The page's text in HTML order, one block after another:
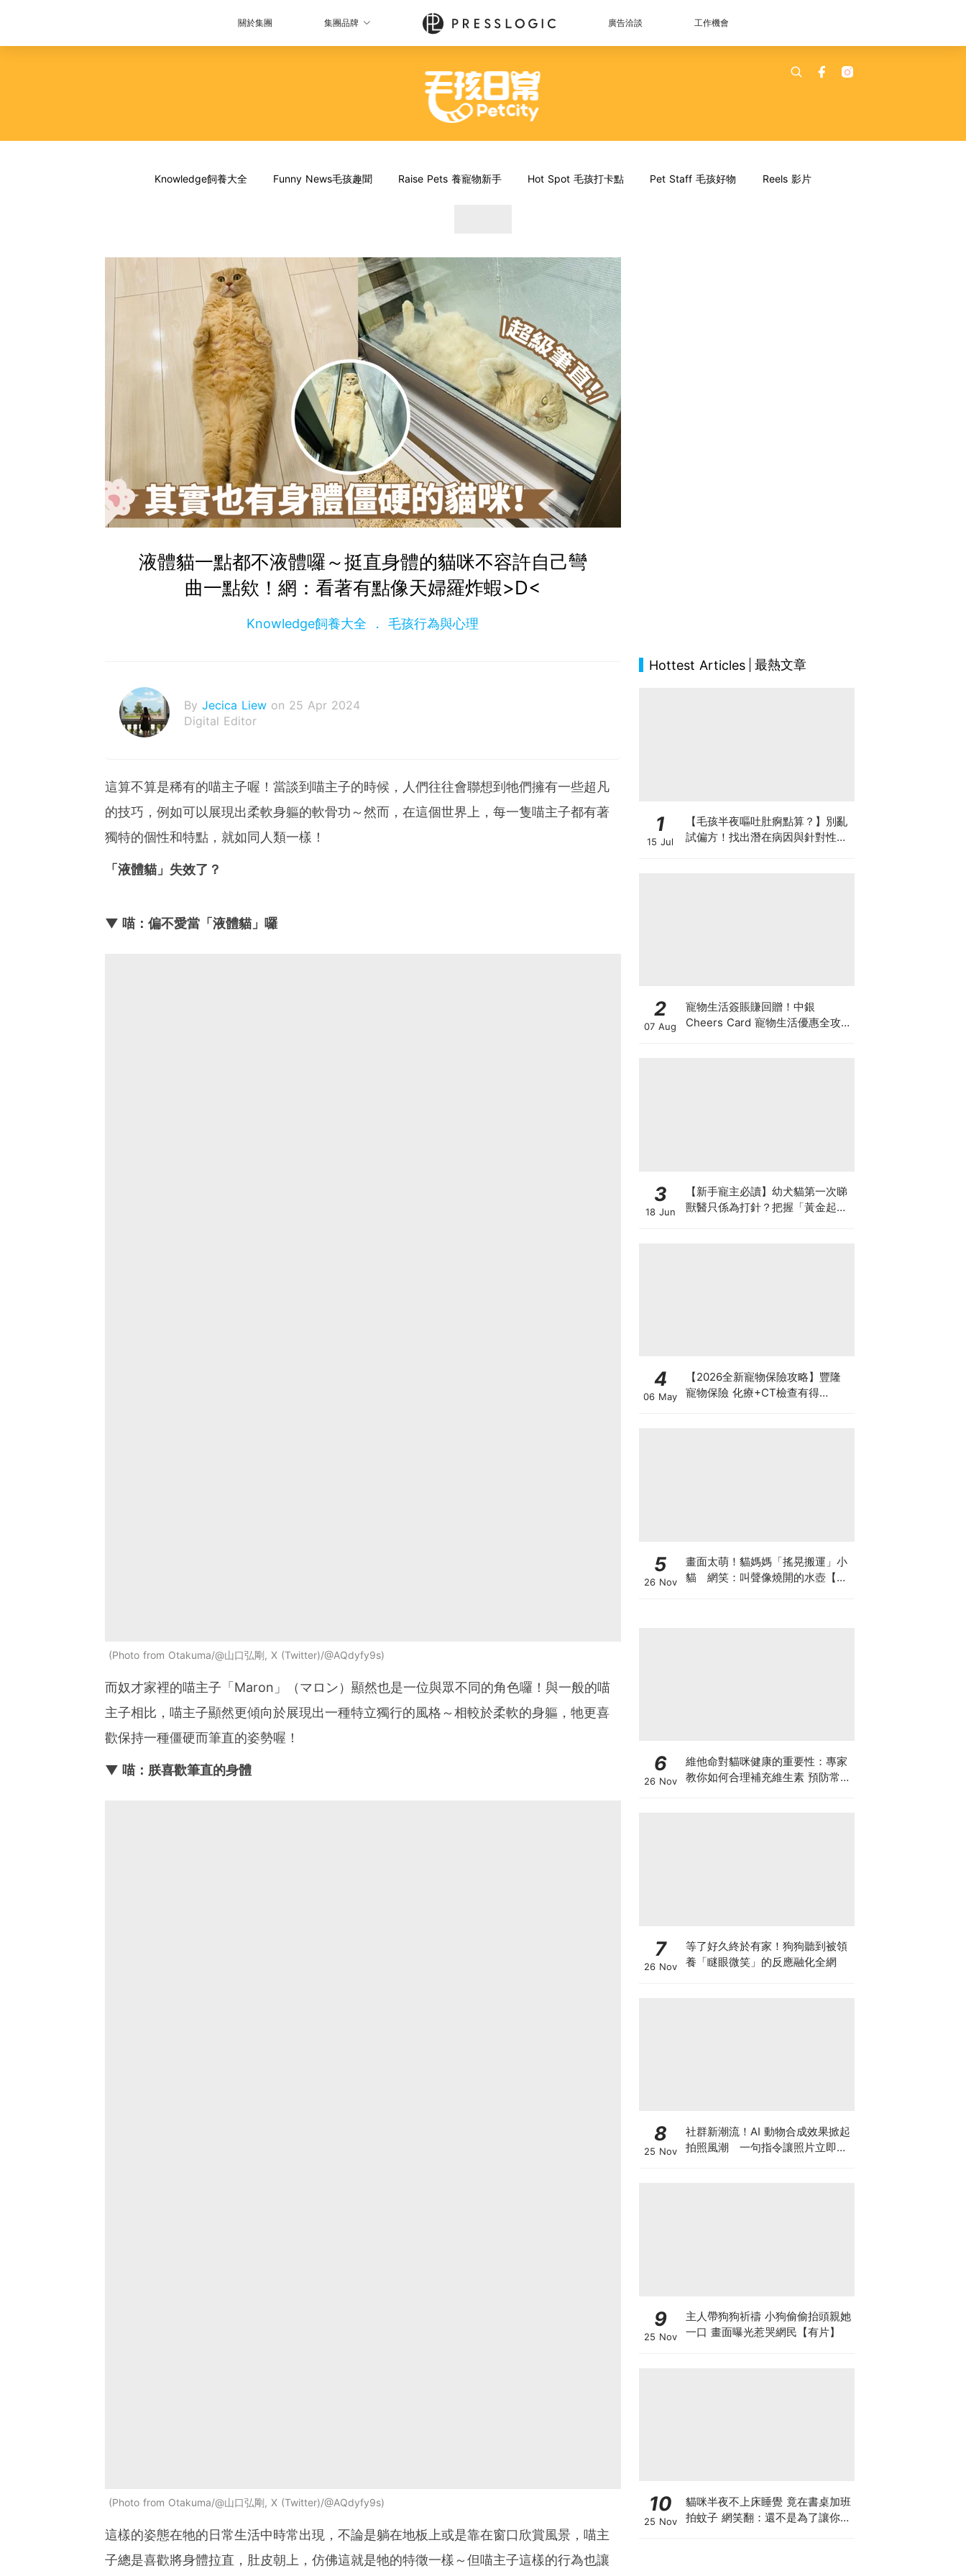
關於集團 集團品牌 廣告洽談 工作機會
Knowledge飼養大全 Funny News毛孩趣聞 Raise Pets 養寵物新手 Hot Spot 毛孩打卡點 Pet Staff 毛孩好物 Reels 影片
液體貓一點都不液體囉～挺直身體的貓咪不容許自己彎
曲一點欸！網：看著有點像天婦羅炸蝦>D<
Knowledge飼養大全 毛孩行為與心理
By Jecica Liew on 25 Apr 2024
Digital Editor
這算不算是稀有的喵主子喔！當談到喵主子的時候，人們往往會聯想到牠們擁有一些超凡
的技巧，例如可以展現出柔軟身軀的軟骨功～然而，在這個世界上，每一隻喵主子都有著
獨特的個性和特點，就如同人類一樣！
「液體貓」失效了？
▼ 喵：偏不愛當「液體貓」囉
Photo from Otakuma/@山口弘剛, X (Twitter)/@AQdyfy9s
而奴才家裡的喵主子「Maron」（マロン）顯然也是一位與眾不同的角色囉！與一般的喵
主子相比，喵主子顯然更傾向於展現出一種特立獨行的風格～相較於柔軟的身軀，牠更喜
歡保持一種僵硬而筆直的姿勢喔！
▼ 喵：朕喜歡筆直的身體
Photo from Otakuma/@山口弘剛, X (Twitter)/@AQdyfy9s
這樣的姿態在牠的日常生活中時常出現，不論是躺在地板上或是靠在窗口欣賞風景，喵主
子總是喜歡將身體拉直，肚皮朝上，仿佛這就是牠的特徵一樣～但喵主子這樣的行為也讓
Hottest Articles 最熱文章
1
15 Jul
【毛孩半夜嘔吐肚痾點算？】別亂
試偏方！找出潛在病因與針對性營
2
07 Aug
寵物生活簽賬賺回贈！中銀
Cheers Card 寵物生活優惠全攻
3
18 Jun
【新手寵主必讀】幼犬貓第一次睇
獸醫只係為打針？把握「黃金起跑
4
06 May
【2026全新寵物保險攻略】豐隆
寵物保險 化療+CT檢查有得
5
26 Nov
畫面太萌！貓媽媽「搖晃搬運」小
貓 網笑：叫聲像燒開的水壺【有
6
26 Nov
維他命對貓咪健康的重要性：專家
教你如何合理補充維生素 預防常見
7
26 Nov
等了好久終於有家！狗狗聽到被領
養「瞇眼微笑」的反應融化全網
8
25 Nov
社群新潮流！AI 動物合成效果掀起
拍照風潮 一句指令讓照片立即升
9
25 Nov
主人帶狗狗祈禱 小狗偷偷抬頭親她
一口 畫面曝光惹哭網民【有片】
10
25 Nov
貓咪半夜不上床睡覺 竟在書桌加班
拍蚊子 網笑翻：還不是為了讓你睡